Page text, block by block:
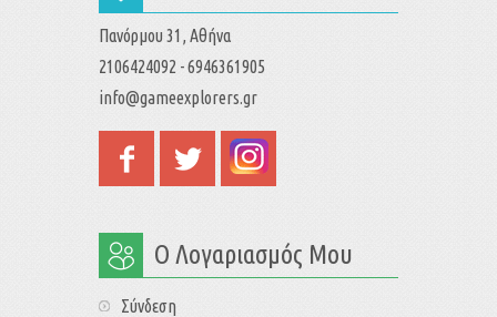
Πανόρμου 31, Αθήνα
2106424092 - 6946361905
info@gameexplorers.gr
Ο Λογαριασμός Μου
Σύνδεση